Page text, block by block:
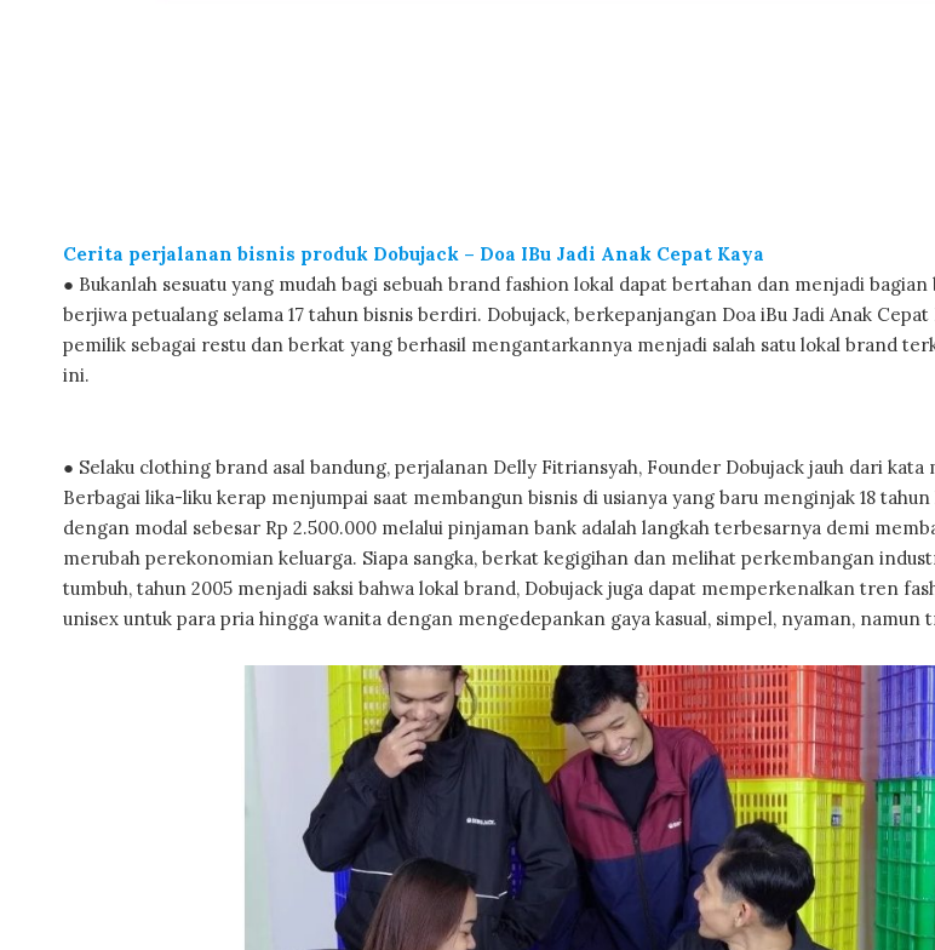
Cerita perjalanan bisnis produk Dobujack – Doa IBu Jadi Anak Cepat Kaya
● Bukanlah sesuatu yang mudah bagi sebuah brand fashion lokal dapat bertahan dan menjadi bagian
berjiwa petualang selama 17 tahun bisnis berdiri. Dobujack, berkepanjangan Doa iBu Jadi Anak Cepat
pemilik sebagai restu dan berkat yang berhasil mengantarkannya menjadi salah satu lokal brand
ini.
● Selaku clothing brand asal bandung, perjalanan Delly Fitriansyah, Founder Dobujack jauh dari kata
Berbagai lika-liku kerap menjumpai saat membangun bisnis di usianya yang baru menginjak 18 tahun
dengan modal sebesar Rp 2.500.000 melalui pinjaman bank adalah langkah terbesarnya demi
merubah perekonomian keluarga. Siapa sangka, berkat kegigihan dan melihat perkembangan
tumbuh, tahun 2005 menjadi saksi bahwa lokal brand, Dobujack juga dapat memperkenalkan tren
unisex untuk para pria hingga wanita dengan mengedepankan gaya kasual, simpel, nyaman, namun